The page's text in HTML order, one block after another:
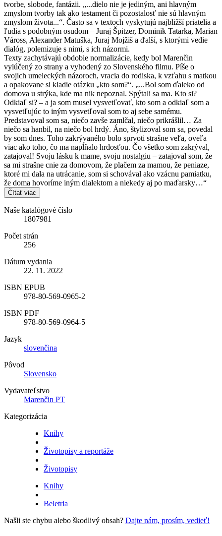
tvorbe, slobode, fantázii. „...dielo nie je jediným, ani hlavným
zmyslom tvorby tak ako testament či pozostalosť nie sú hlavným
zmyslom života...“. Často sa v textoch vyskytujú najbližší priatelia a
ľudia s podobným osudom – Juraj Špitzer, Dominik Tatarka, Marian
Váross, Alexander Matuška, Juraj Mojžiš a ďalší, s ktorými vedie
dialóg, polemizuje s nimi, s ich názormi.
Texty zachytávajú obdobie normalizácie, kedy bol Marenčin
vylúčený zo strany a vyhodený zo Slovenského filmu. Píše o
svojich umeleckých názoroch, vracia do rodiska, k vzťahu s matkou
a opakovane si kladie otázku „kto som?“. „...Bol som ďaleko od
domova u strýka, kde ma nik nepoznal. Spýtali sa ma. Kto si?
Odkiaľ si? – a ja som musel vysvetľovať, kto som a odkiaľ som a
vysvetľujúc to iným vysvetľoval som to aj sebe samému.
Predstavoval som sa, niečo zavše zamlčal, niečo prikrášlil… Za
niečo sa hanbil, na niečo bol hrdý. Áno, štylizoval som sa, povedal
by som dnes. Toho zakrývaného bolo sprvoti strašne veľa, oveľa
viac ako toho, čo ma napĺňalo hrdosťou. Čo všetko som zakrýval,
zatajoval! Svoju lásku k mame, svoju nostalgiu – zatajoval som, že
sa mi strašne cnie za domovom, že plačem za mamou, že peniaze,
ktoré mi dala na utrácanie, som si schovával ako vzácnu pamiatku,
že doma hovoríme iným dialektom a niekedy aj po maďarsky…“
Čítať viac
Naše katalógové číslo
1807981
Počet strán
256
Dátum vydania
22. 11. 2022
ISBN EPUB
978-80-569-0965-2
ISBN PDF
978-80-569-0964-5
Jazyk
slovenčina
Pôvod
Slovensko
Vydavateľstvo
Marenčin PT
Kategorizácia
Knihy
Životopisy a reportáže
Životopisy
Knihy
Beletria
Našli ste chybu alebo škodlivý obsah? Dajte nám, prosím, vedieť!